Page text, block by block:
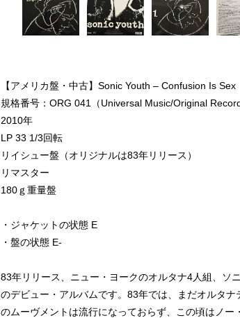
【アメリカ盤・中古】Sonic Youth – Confusion Is Sex
規格番号：ORG 041（Universal Music/Original
2010年
LP 33 1/3回転
リイシュー盤（オリジナルは83年リリース）
リマスター
180ｇ重量盤
・ジャケットの状態 E
・盤の状態 E-
83年リリース、ニュー・ヨークのオルタナ4人組、ソ
のデビュー・アルバムです。83年では、まだオルタナ
のムーヴメントは流行になっておらず、この頃はノー